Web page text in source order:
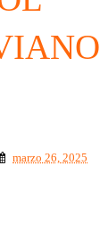
marzo 26, 2025